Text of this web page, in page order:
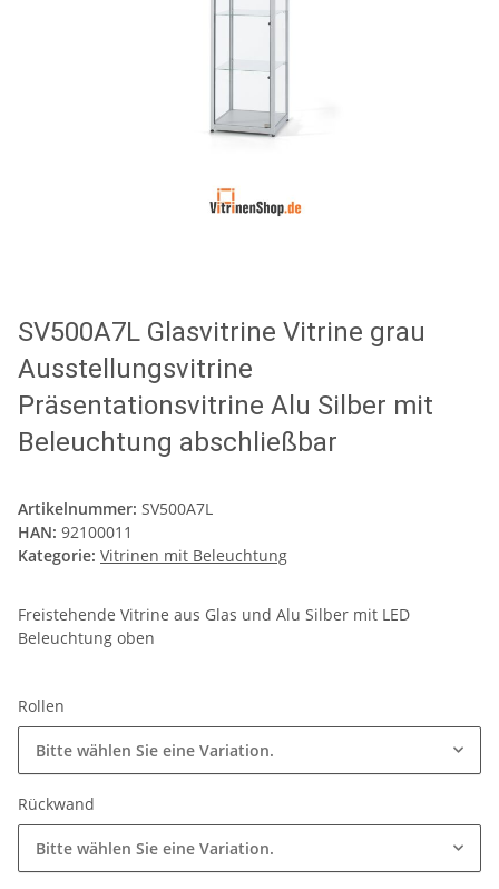
SV500A7L Glasvitrine Vitrine grau
Ausstellungsvitrine
Präsentationsvitrine Alu Silber mit
Beleuchtung abschließbar
Artikelnummer: SV500A7L
HAN: 92100011
Kategorie: Vitrinen mit Beleuchtung
Freistehende Vitrine aus Glas und Alu Silber mit LED
Beleuchtung oben
Rollen
Bitte wählen Sie eine Variation.
Rückwand
Bitte wählen Sie eine Variation.